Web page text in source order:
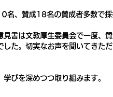
名、賛成18名の賛成者多数で採
書は文教厚生委員会で一度、
た。切実なお声を聞いてきた
びを深めつつ取り組みます。